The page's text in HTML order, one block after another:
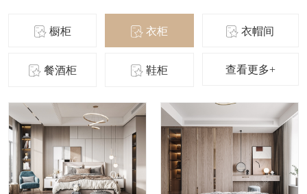
橱柜 衣柜 衣帽间
餐酒柜 鞋柜 查看更多+